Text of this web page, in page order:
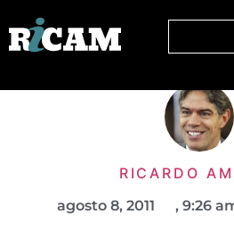
RICARDO
agosto 8, 2011 , 9:26